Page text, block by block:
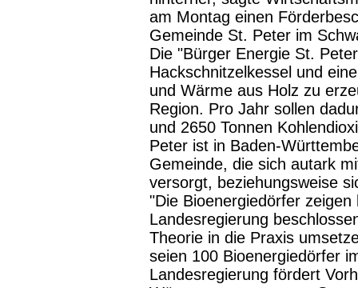
am Montag einen
Gemeinde St. Peter im
Die "Bürger Energie St.
Hackschnitzelkessel und
und Wärme aus Holz zu
Region. Pro Jahr sollen
und 2650 Tonnen
Peter ist in Baden-
Gemeinde, die sich autark
versorgt, beziehungsweise
"Die Bioenergiedörfer
Landesregierung
Theorie in die Praxis
seien 100 Bioenergiedörfer
Landesregierung fördert